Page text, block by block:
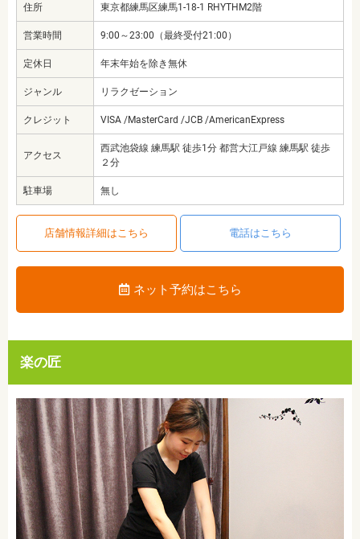
住所 東京都練馬区練馬1-18-1 RHYTHM2階
営業時間 9:00～23:00（最終受付21:00）
定休日 年末年始を除き無休
ジャンル リラクゼーション
クレジット VISA /MasterCard /JCB /AmericanExpress
アクセス
西武池袋線 練馬駅 徒歩1分 都営大江戸線 練馬駅 徒歩
２分
駐車場 無し
店舗情報詳細はこちら 電話はこちら
ネット予約はこちら
楽の匠